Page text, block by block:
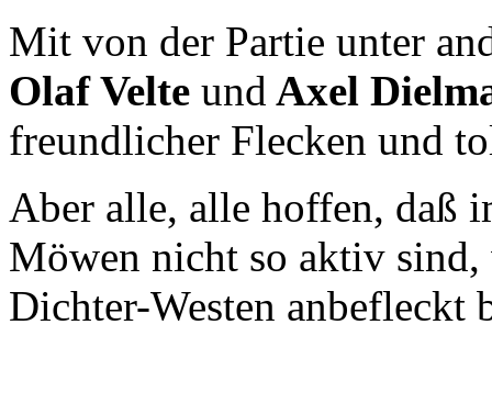
Mit von der Partie unter
Olaf Velte und Axel
freundlicher Flecken und
Aber alle, alle hoffen, daß
Möwen nicht so aktiv
Dichter-Westen anbefleckt